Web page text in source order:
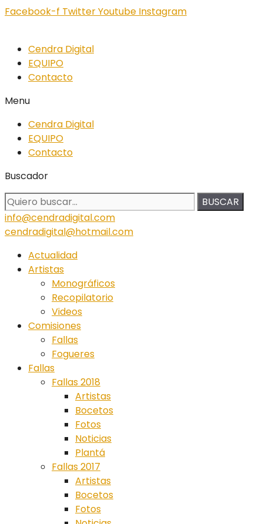
Facebook-f TwitterYoutube Instagram
Cendra Digital
EQUIPO
Contacto
Menu
Cendra Digital
EQUIPO
Contacto
Buscador
BUSCAR
info@cendradigital.com
cendradigital@hotmail.com
Actualidad
Artistas
Monográficos
Recopilatorio
Videos
Comisiones
Fallas
Fogueres
Fallas
Fallas 2018
Artistas
Bocetos
Fotos
Noticias
Plantá
Fallas 2017
Artistas
Bocetos
Fotos